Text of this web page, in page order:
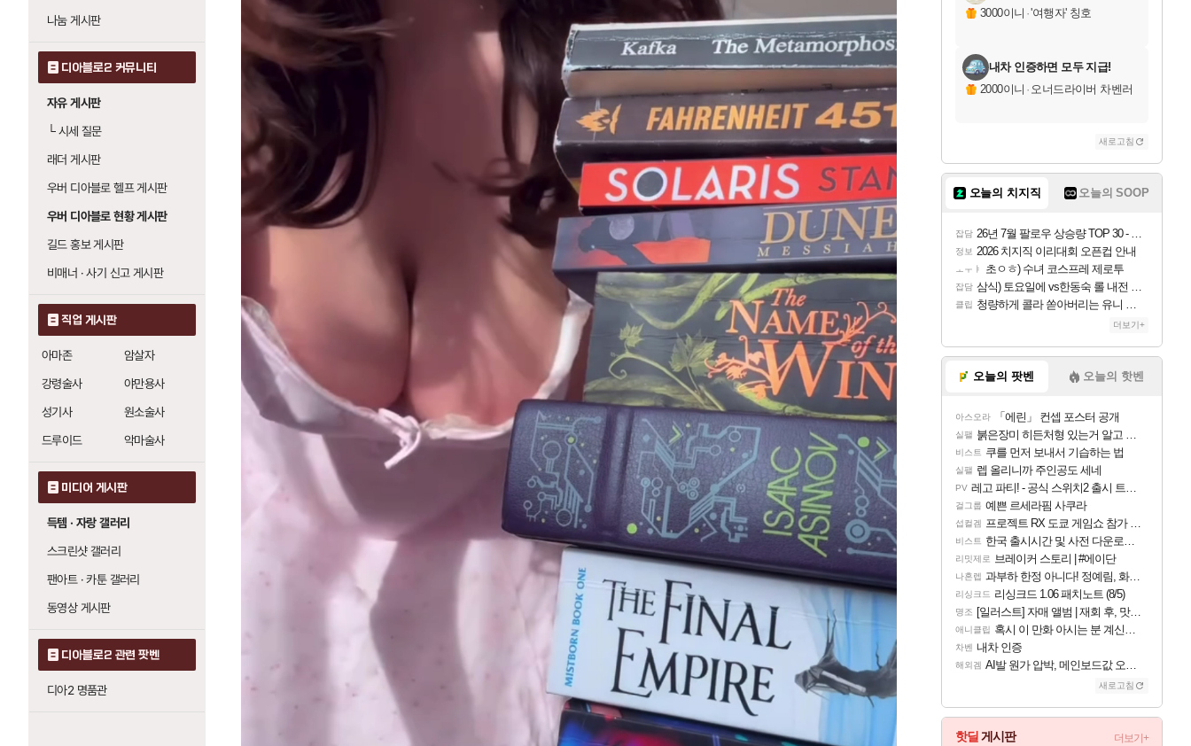
나눔 게시판
디아블로2 커뮤니티
자유 게시판
└시세 질문
래더 게시판
우버 디아블로 헬프 게시판
우버 디아블로 현황 게시판
길드 홍보 게시판
비매너 · 사기 신고 게시판
직업 게시판
아마존
암살자
강령술사
야만용사
성기사
원소술사
드루이드
악마술사
미디어 게시판
득템 · 자랑 갤러리
스크린샷 갤러리
팬아트 · 카툰 갤러리
동영상 게시판
디아블로2 관련 팟벤
디아2 명품관
3000이니 ·'여행자' 칭호
내차 인증하면 모두 지급!
2000이니 · 오너드라이버 차벤러
새로고침
오늘의 치지직 오늘의 SOOP
잡담 26년 7월 팔로우 상승량 TOP 30 - 월간 치지직
정보 2026 치지직 이리대회 오픈컵 안내
ㅗㅜㅑ 초ㅇㅎ) 수녀 코스프레 제로투
잡담 삼식) 토요일에 vs한동숙 롤 내전 예정
클립 청량하게 콜라 쏟아버리는 유니 ㅋㅋㅋ
더보기+
오늘의 팟벤 오늘의 핫벤
아스오라 「에린」 컨셉 포스터 공개
실팰 붉은장미 히든처형 있는거 알고 있었음?
비스트 쿠를 먼저 보내서 기습하는 법
실팰 렙 올리니까 주인공도 세네
PV 레고 파티! - 공식 스위치2 출시 트레일러
걸그룹 예쁜 르세라핌 사쿠라
섭컬겜 프로젝트 RX 도쿄 게임쇼 참가 결정
비스트 한국 출시시간 및 사전 다운로드 진행 - 비스트 오브 리인카네이션
리밋제로 브레이커 스토리 | #에이단
나혼렙 과부하 한정 아니다! 정예림, 화속성 서포터 세대 교체
리싱크드 리싱크드 1.06 패치노트 (8/5)
명조 [일러스트] 자매 앨범 | 재회 후, 맛집에서
애니클립 혹시 이 만화 아시는 분 계신가요
차벤 내차 인증
해외겜 AI발 원가 압박, 메인보드값 오르나
새로고침
핫딜 게시판 더보기+